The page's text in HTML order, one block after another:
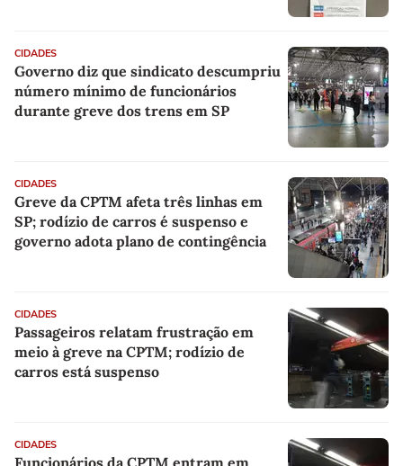
CIDADES
Governo diz que sindicato descumpriu
número mínimo de funcionários
durante greve dos trens em SP
CIDADES
Greve da CPTM afeta três linhas em
SP; rodízio de carros é suspenso e
governo adota plano de contingência
CIDADES
Passageiros relatam frustração em
meio à greve na CPTM; rodízio de
carros está suspenso
CIDADES